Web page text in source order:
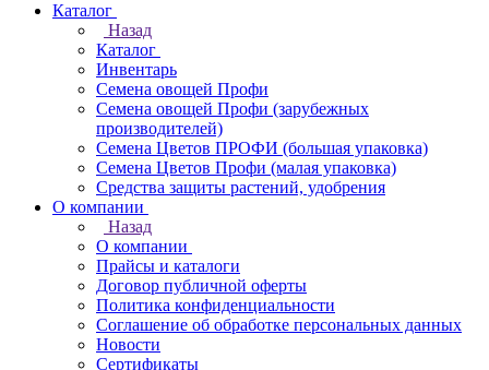
Каталог
Назад
Каталог
Инвентарь
Семена овощей Профи
Семена овощей Профи (зарубежных
производителей)
Семена Цветов ПРОФИ (большая упаковка)
Семена Цветов Профи (малая упаковка)
Средства защиты растений, удобрения
О компании
Назад
О компании
Прайсы и каталоги
Договор публичной оферты
Политика конфиденциальности
Соглашение об обработке персональных данных
Новости
Сертификаты